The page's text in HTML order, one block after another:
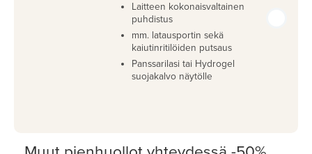
Laitteen kokonaisvaltainen
puhdistus
mm. latausportin sekä
kaiutinritilöiden putsaus
Panssarilasi tai Hydrogel
suojakalvo näytölle